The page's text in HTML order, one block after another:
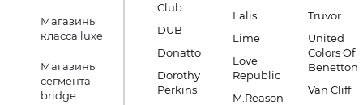
Магазины
класса luxe
Магазины
сегмента
bridge
Club
DUB
Donatto
Dorothy
Perkins
Lalis
Lime
Love
Republic
M.Reason
Truvor
United
Colors Of
Benetton
Van Cliff